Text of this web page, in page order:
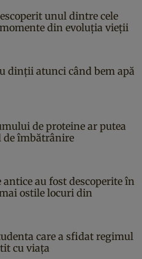
unul dintre cele
din evoluția vieții
dinții atunci când bem apă
de proteine ar putea
de îmbătrânire
au fost descoperite în
ostile locuri din
care a sfidat regimul
cu viața